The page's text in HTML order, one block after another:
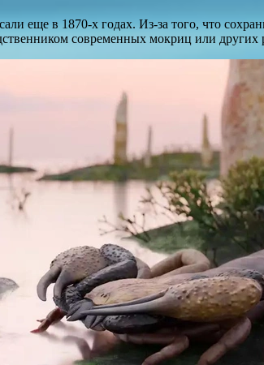
еще в 1870-х годах. Из-за того, что
современных мокриц или других